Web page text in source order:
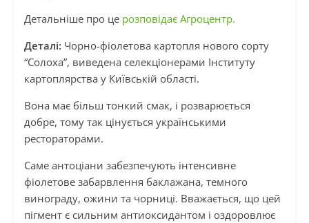
Детальніше про церозповідає Агроцентр.
Деталі: Чорно-фіолетова картопля нового сорту
“Солоха”, виведена селекціонерами Інституту
картоплярства у Київській області.
Вона має більш тонкий смак, і розварюється
добре, тому так цінується українськими
рестораторами.
Саме антоціани забезпечують інтенсивне
фіолетове забарвлення баклажана, темного
винограду, ожини та чорниці. Вважається, що цей
пігмент є сильним антиоксидантом і оздоровлює